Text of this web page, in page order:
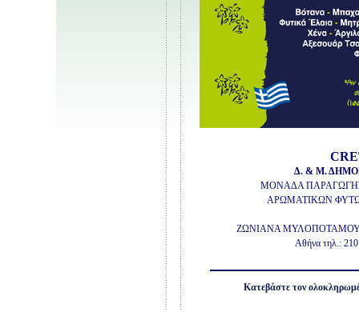
Δ. & Μ.
ΜΟΝΑΔΑ
ΑΡΩΜΑΤΙΚΩΝ
ΖΩΝΙΑΝΑ ΜΥΛΟΠΟΤΑΜΟΥ,
Αθήνα τηλ.:
Κατεβάστε τον